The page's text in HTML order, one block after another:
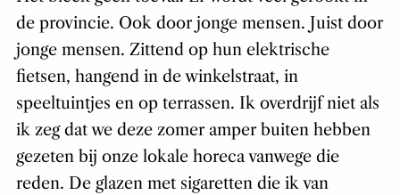
de provincie. Ook door jonge mensen. Juistdoor
jonge mensen. Zittend op hun elektrische
fietsen, hangend in de winkelstraat, in
speeltuintjes en op terrassen. Ik overdrijf niet als
ik zeg dat we deze zomer amper buiten hebben
gezeten bij onze lokale horeca vanwege die
reden. De glazen met sigaretten die ik van